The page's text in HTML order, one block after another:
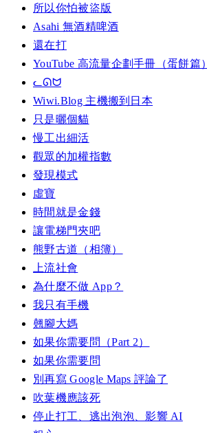
所以你怕被盜版
Asahi 無酒精啤酒
還在打
YouTube 高流量企劃手冊（蛋餅篇）
ᓚᘏᗢ
Wiwi.Blog 主機搬到日本
只是曬個貓
慢工出細活
觀眾的加權指數
發現模式
虛寶
時間就是金錢
讓電梯門夾吧
熊野古道（相簿）
上流社會
為什麼不做 App？
我只有手機
翹腳大媽
如果你需要問（Part 2）
如果你需要問
別再寫 Google Maps 評論了
吹葉機應該死
停止打工、逃出泡泡、影響 AI